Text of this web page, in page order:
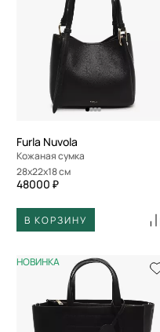
Furla Nuvola
Кожаная сумка
28x22x18 см
48000 ₽
В КОРЗИНУ
НОВИНКА